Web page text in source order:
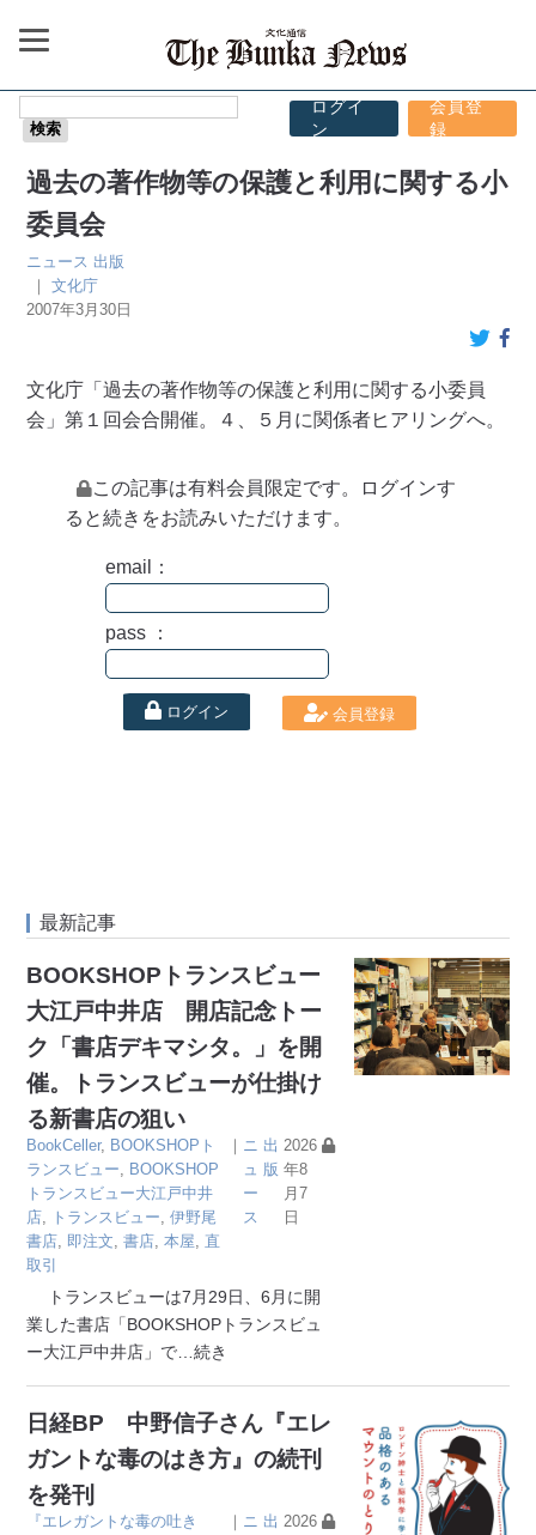
ログイ
ン
会員登
録
過去の著作物等の保護と利用に関する小
委員会
ニュース 出版
｜文化庁
2007年3月30日
文化庁「過去の著作物等の保護と利用に関する小委員
会」第１回会合開催。４、５月に関係者ヒアリングへ。
この記事は有料会員限定です。ログインす
ると続きをお読みいただけます。
email：
pass ：
ログイン 会員登録
最新記事
BOOKSHOPトランスビュー
大江戸中井店 開店記念トー
ク「書店デキマシタ。」を開
催。トランスビューが仕掛け
る新書店の狙い
BookCeller, BOOKSHOPト
ランスビュー, BOOKSHOP
トランスビュー大江戸中井
店, トランスビュー,伊野尾
書店, 即注文,書店,本屋, 直
取引
｜ ニ
ュ
ー
ス
出
版
2026
年8
月7
日
トランスビューは7月29日、6月に開
業した書店「BOOKSHOPトランスビュ
ー大江戸中井店」で …続き
日経BP 中野信子さん『エレ
ガントな毒のはき方』の続刊
を発刊
『エレガントな毒の吐き
｜ ニ 出 2026